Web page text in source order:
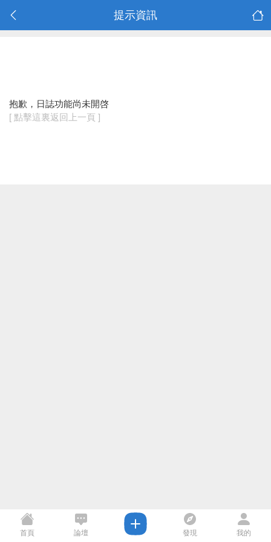
提示資訊
抱歉，日誌功能尚未開啓
[ 點擊這裏返回上一頁 ]
首頁 論壇 發現 我的